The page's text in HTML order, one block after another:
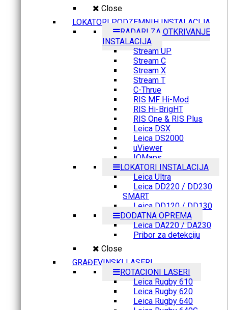
Close
LOKATORI PODZEMNIH INSTALACIJA
RADARI ZA OTKRIVANJE
INSTALACIJA
Stream UP
Stream C
Stream X
Stream T
C-Thrue
RIS MF Hi-Mod
RIS Hi-BrigHT
RIS One & RIS Plus
Leica DSX
Leica DS2000
uViewer
IQMaps
LOKATORI INSTALACIJA
Leica Ultra
Leica DD220 / DD230
SMART
Leica DD120 / DD130
DODATNA OPREMA
Leica DA220 / DA230
Pribor za detekciju
Close
GRAĐEVINSKI LASERI
ROTACIONI LASERI
Leica Rugby 610
Leica Rugby 620
Leica Rugby 640